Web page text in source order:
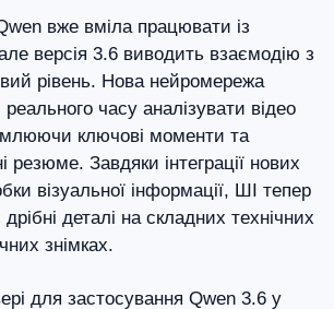
вже вміла працювати із
версія 3.6 виводить взаємодію з
рівень. Нова нейромережа
часу аналізувати відео
ключові моменти та
резюме. Завдяки інтеграції нових
візуальної інформації, ШІ тепер
деталі на складних технічних
знімках.
для застосування Qwen 3.6 у